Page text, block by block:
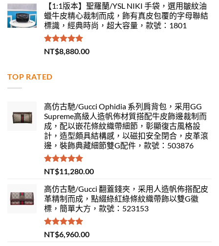
【1:1版本】聖羅蘭/YSL NIKI 手袋，選用皺紋油
蠟牛皮精心裁制而成，飾有真皮包覆的字母聯結
標識，經典時尚，超大容量，款號：1801
評分 5.00
滿分 5
NT$8,880.00
TOP RATED
高仿古馳/Gucci Ophidia 系列肩背包，采用GG
Supreme高級人造帆佈材質搭配牛皮飾邊裁制而
成，配以嵌花條紋織帶細節，彰顯復古風格設
計，造型頗具結構感，以磁扣安全閉合，皮革滾
邊，裝飾典藏細節雙G配件，款號：503876
評分5.00
滿分 5
NT$11,280.00
高仿古馳/Gucci 翻蓋錢夾，采用人造帆佈搭配皮
革精制而成，點綴綠紅綠條紋織帶飾以雙G徽
標，簡單大方，款號：523153
評分 5.00
滿分 5
NT$6,960.00